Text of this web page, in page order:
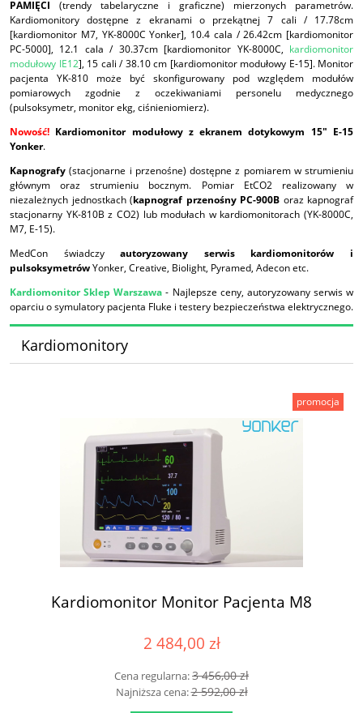
PAMIĘCI (trendy tabelaryczne i graficzne) mierzonych parametrów.
Kardiomonitory dostępne z ekranami o przekątnej 7 cali / 17.78cm
[kardiomonitor M7, YK-8000C Yonker], 10.4 cala / 26.42cm [kardiomonitor
PC-5000], 12.1 cala / 30.37cm [kardiomonitor YK-8000C, kardiomonitor
modułowy IE12], 15 cali / 38.10 cm [kardiomonitor modułowy E-15]. Monitor
pacjenta YK-810 może być skonfigurowany pod względem modułów
pomiarowych zgodnie z oczekiwaniami personelu medycznego
(pulsoksymetr, monitor ekg, ciśnieniomierz).
Nowość! Kardiomonitor modułowy z ekranem dotykowym 15" E-15
Yonker.
Kapnografy (stacjonarne i przenośne) dostępne z pomiarem w strumieniu
głównym oraz strumieniu bocznym. Pomiar EtCO2 realizowany w
niezależnych jednostkach (kapnograf przenośny PC-900B oraz kapnograf
stacjonarny YK-810B z CO2) lub modułach w kardiomonitorach (YK-8000C,
M7, E-15).
MedCon świadczyautoryzowany serwis kardiomonitorów i
pulsoksymetrówYonker, Creative, Biolight, Pyramed, Adecon etc.
Kardiomonitor Sklep Warszawa - Najlepsze ceny, autoryzowany serwis w
oparciu o symulatory pacjenta Fluke i testery bezpieczeństwa elektrycznego.
Kardiomonitory
Kardiomonitor Monitor Pacjenta M8
2 484,00 zł
Cena regularna:3 456,00 zł
Najniższa cena:2 592,00 zł
promocja